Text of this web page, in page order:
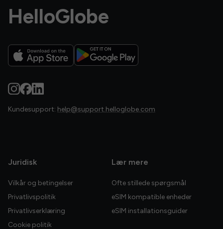
HelloGlobe
Kundesupport: help@support.helloglobe.com
Juridisk
Vilkår og betingelser
Privatlivspolitik
Privatlivserklæring
Cookie politik
Lær mere
Ofte stillede spørgsmål
eSIM kompatible enheder
eSIM installationsguider